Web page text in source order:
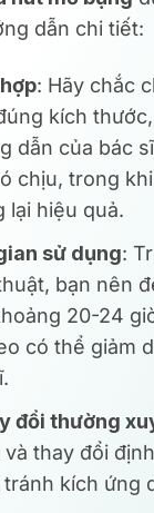
dẫn chi tiết:
: Hãy chắc
kích
dẫn của bác
chịu, trong
lại hiệu quả.
sử dụng:
bạn nên
20-24
có thể giảm
đổi thường
thay đổi
kích ứng